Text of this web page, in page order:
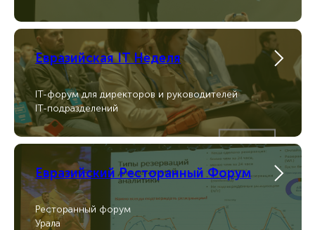
Евразийская IT Неделя
IT-форум для директоров и руководителей
IT-подразделений
Евразийский Ресторанный Форум
Ресторанный форум
Урала